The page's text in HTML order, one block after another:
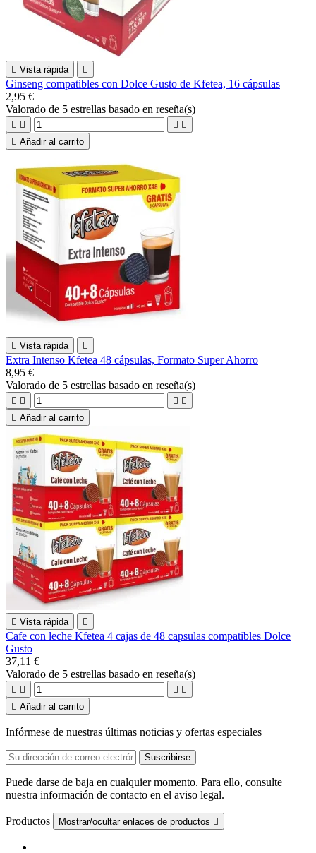
 Vista rápida 
Ginseng compatibles con Dolce Gusto de Kfetea, 16 cápsulas
2,95 €
Valorado de 5 estrellas basado en reseña(s)
   
 Añadir al carrito
 Vista rápida 
Extra Intenso Kfetea 48 cápsulas, Formato Super Ahorro
8,95 €
Valorado de 5 estrellas basado en reseña(s)
   
 Añadir al carrito
 Vista rápida 
Cafe con leche Kfetea 4 cajas de 48 capsulas compatibles Dolce
Gusto
37,11 €
Valorado de 5 estrellas basado en reseña(s)
   
 Añadir al carrito
Infórmese de nuestras últimas noticias y ofertas especiales
Puede darse de baja en cualquier momento. Para ello, consulte
nuestra información de contacto en el aviso legal.
Productos Mostrar/ocultar enlaces de productos 